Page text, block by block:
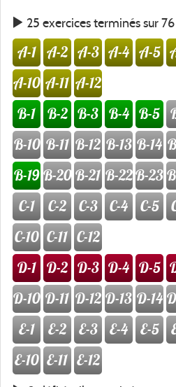
25 exercices terminés sur
A-1 A-2 A-3 A-4 A-5
A-10 A-11 A-12
B-1
B-2 B-3 B-4 B-5
B-10 B-11 B-12 B-13 B-14
B-19 B-20 B-21 B-22B-23
C-1
C-2 C-3 C-4 C-5
C-10 C-11 C-12
D-1 D-2 D-3 D-4 D-5
D-10 D-11 D-12 D-13 D-14
E-1
E-2 E-3 E-4 E-5
E-10 E-11 E-12